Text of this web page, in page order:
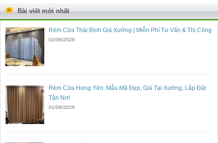
Bài viết mới nhất
Rèm Cửa Thái Bình Giá Xưởng | Miễn Phí Tư Vấn & Thi Công
02/08/2026
Rèm Cửa Hưng Yên: Mẫu Mã Đẹp, Giá Tại Xưởng, Lắp Đặt
Tận Nơi
01/08/2026